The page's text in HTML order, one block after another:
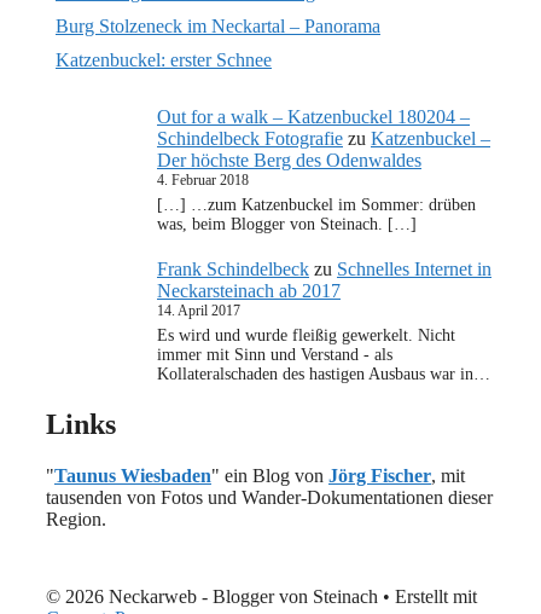
Burg Stolzeneck im Neckartal – Panorama
Katzenbuckel: erster Schnee
Out for a walk – Katzenbuckel 180204 –
Schindelbeck Fotografie zu Katzenbuckel –
Der höchste Berg des Odenwaldes
4. Februar 2018
[…] …zum Katzenbuckel im Sommer: drüben
was, beim Blogger von Steinach. […]
Frank Schindelbeck zu Schnelles Internet in
Neckarsteinach ab 2017
14. April 2017
Es wird und wurde fleißig gewerkelt. Nicht
immer mit Sinn und Verstand - als
Kollateralschaden des hastigen Ausbaus war in…
Links
"Taunus Wiesbaden" ein Blog von Jörg Fischer, mit
tausenden von Fotos und Wander-Dokumentationen dieser
Region.
© 2026 Neckarweb - Blogger von Steinach • Erstellt mit